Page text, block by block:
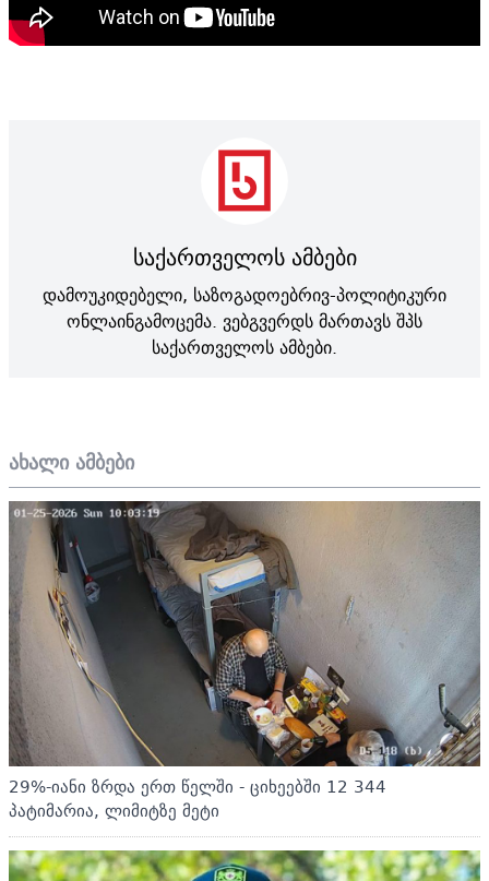
ახალი ამბები
29%-იანი ზრდა ერთ წელში - ციხეებში 12 344
პატიმარია, ლიმიტზე მეტი
საქართველოს ამბები
დამოუკიდებელი, საზოგადოებრივ-პოლიტიკური
ონლაინგამოცემა. ვებგვერდს მართავს შპს
საქართველოს ამბები.